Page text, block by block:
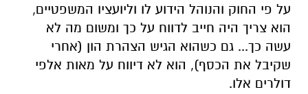
על פי החוק והנוהל הידוע לו וליועציו המשפטיים,
הוא צריך היה חייב לדווח על כך ומשום מה לא
עשה כך... גם כשהוא הגיש הצהרת הון (אחרי
שקיבל את הכסף), הוא לא דיווח על מאות אלפי
דולרים אלו.